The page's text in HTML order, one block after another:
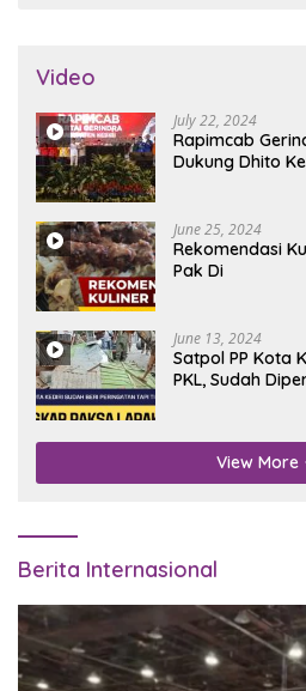
Video
July 22, 2024
Rapimcab
Dukung Dhito
June 25, 2024
Rekomendasi
Pak Di
June 13, 2024
Satpol PP Kota
PKL, Sudah
View More
Berita Internasional